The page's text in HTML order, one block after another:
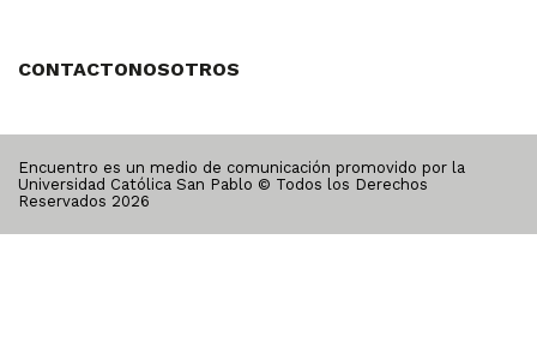
CONTACTONOSOTROS
Encuentro es un medio de comunicación promovido por la
Universidad Católica San Pablo © Todos los Derechos
Reservados 2026